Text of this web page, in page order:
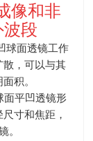
像和非
段
球面透镜工作
散，可以与其
积。
面平凹透镜形
寸和焦距，
。